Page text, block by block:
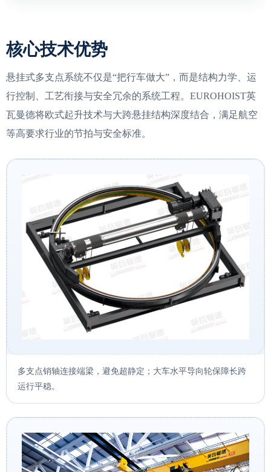
核心技术优势
悬挂式多支点系统不仅是“把行车做大”，而是结构力学、运
行控制、工艺衔接与安全冗余的系统工程。EUROHOIST英
瓦曼德将欧式起升技术与大跨悬挂结构深度结合，满足航空
等高要求行业的节拍与安全标准。
多支点销轴连接端梁，避免超静定；大车水平导向轮保障长跨
运行平稳。